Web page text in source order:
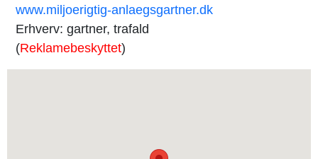
www.miljoerigtig-anlaegsgartner.dk
Erhverv: gartner, trafald
(Reklamebeskyttet)